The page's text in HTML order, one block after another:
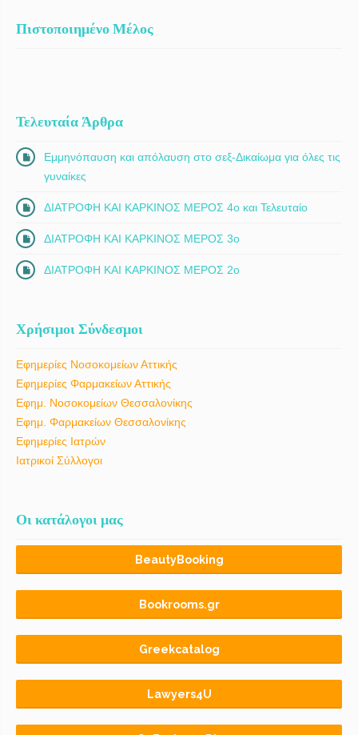
Πιστοποιημένο Μέλος
Τελευταία Άρθρα
Εμμηνόπαυση και απόλαυση στο σεξ-Δικαίωμα για όλες τις
γυναίκες
ΔΙΑΤΡΟΦΗ ΚΑΙ ΚΑΡΚΙΝΟΣ ΜΕΡΟΣ 4ο και Τελευταίο
ΔΙΑΤΡΟΦΗ ΚΑΙ ΚΑΡΚΙΝΟΣ ΜΕΡΟΣ 3ο
ΔΙΑΤΡΟΦΗ ΚΑΙ ΚΑΡΚΙΝΟΣ ΜΕΡΟΣ 2ο
Χρήσιμοι Σύνδεσμοι
Εφημερίες Νοσοκομείων Αττικής
Εφημερίες Φαρμακείων Αττικής
Εφημ. Νοσοκομείων Θεσσαλονίκης
Εφημ. Φαρμακείων Θεσσαλονίκης
Εφημερίες Ιατρών
Ιατρικοί Σύλλογοι
Οι κατάλογοι μας
BeautyBooking
Bookrooms.gr
Greekcatalog
Lawyers4U